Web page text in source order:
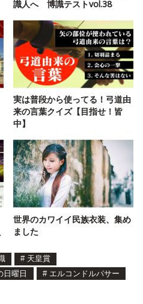
識人へ 博識テストvol.38
実は普段から使ってる！弓道由
来の言葉クイズ【目指せ！皆
中】
世界のカワイイ民族衣装、集め
ました
# 天皇賞
日曜日 # エルコンドルパサー